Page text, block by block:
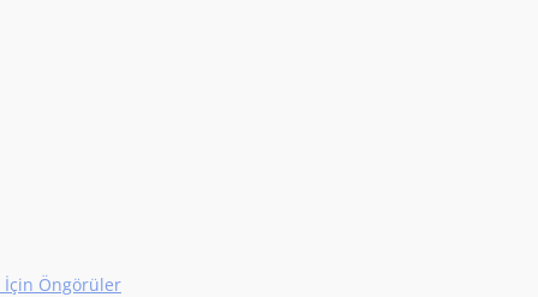
İçin Öngörüler